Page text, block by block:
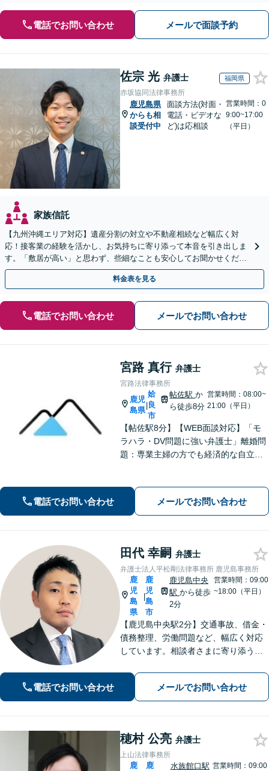
電話でお問い合わせ メールで面談予約
佐宗 光 弁護士 福岡県
赤坂協同法律事務所
鹿児島県
からも相
談受付中
面談方法(対面・
電話・ビデオな
ど)は応相談
営業時間：0
9:00~17:00
（平日）
家族信託
【九州沖縄エリア対応】遺産分割の対立や不動産相続など幅広く対
応！接客業の経験を活かし、お気持ちに寄り添って本音を引き出しま
す。「敷居が高い」と思わず、些細なことも安心してお聞かせくださ
い【初回相談無料】【夜間・休日相談可】
料金表を見る
電話でお問い合わせ メールでお問い合わせ
宮路 真行 弁護士
宮路法律事務所
鹿児
島県
|
姶
良
市
帖佐駅か
ら徒歩8分
営業時間：08:00~
21:00（平日）
【帖佐駅8分】【WEB面談対応】「モ
ラハラ・DV問題に強い弁護士」離婚問
題：専業主婦の方でも経済的な自立に
の返済に追われる自転車操業状態の方
もご相談ください」【休日・夜間相談
電話でお問い合わせ メールでお問い合わせ
田代 幸嗣 弁護士
弁護士法人平松剛法律事務所 鹿児島事務所
鹿
児
島
県
|
鹿
児
島
市
鹿児島中央
駅 から徒歩
2分
営業時間：09:00
~18:00（平日）
【鹿児島中央駅2分】交通事故、借金・
債務整理、労働問題など、幅広く対応
しています。相談者さまに寄り添うこ
心誠意を尽くしています。ぜひご相談
ください。【弁護士歴10年以上】
電話でお問い合わせ メールでお問い合わせ
穂村 公亮 弁護士
上山法律事務所
鹿
鹿
水族館口駅 営業時間：09:00